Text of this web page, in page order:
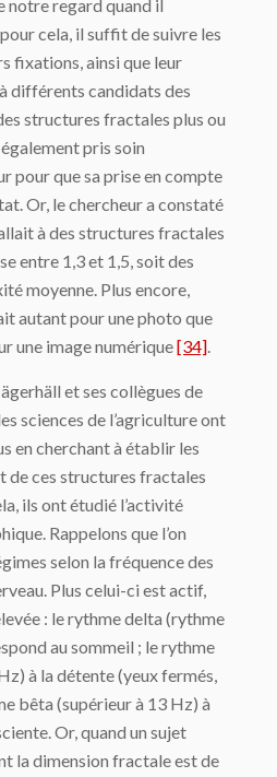
notre regard quand il
cela, il suffit de suivre les
fixations, ainsi que leur
différents candidats des
structures fractales plus ou
pris soin
pour que sa prise en compte
Or, le chercheur a constaté
à des structures fractales
entre 1,3 et 1,5, soit des
moyenne. Plus encore,
autant pour une photo que
une image numérique[34].
et ses collègues de
sciences de l’agriculture ont
en cherchant à établir les
de ces structures fractales
ils ont étudié l’activité
Rappelons que l’on
selon la fréquence des
Plus celui-ci est actif,
: le rythme delta (rythme
au sommeil ; le rythme
à la détente (yeux fermés,
bêta (supérieur à 13 Hz) à
Or, quand un sujet
la dimension fractale est de